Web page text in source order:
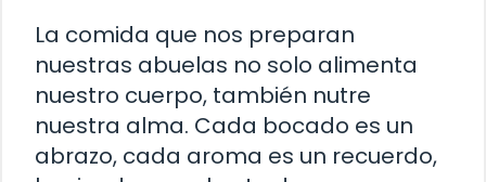
La comida que nos preparan
nuestras abuelas no solo alimenta
nuestro cuerpo, también nutre
nuestra alma. Cada bocado es un
abrazo, cada aroma es un recuerdo,